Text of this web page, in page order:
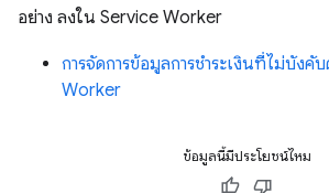
อย่าง ลงใน Service Worker
การจัดการข้อมูลการชำระเงินที่ไม่บังคั
Worker
ข้อมูลนี้มีประโยชน์ไหม